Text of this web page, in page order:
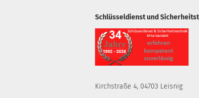
Schlüsseldienst und
Kirchstraße 4, 04703 Leisnig